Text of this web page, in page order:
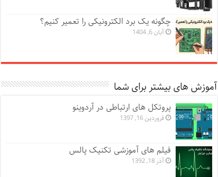
چگونه یک برد الکترونیکی را تعمیر کنیم؟
آبان 6, 1404
آموزش های بیشتر برای شما
پروتکل های ارتباطی در آردوینو
فروردین 16, 1397
فیلم های آموزشی تکنیک پالس
آذر 18, 1392